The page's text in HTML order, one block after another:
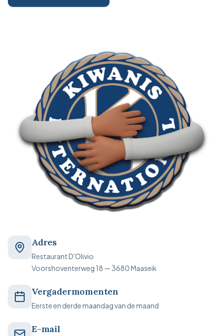
Adres
Restaurant D'Olivio
Voorshoventerweg 18 — 3680 Maaseik
Vergadermomenten
Eerste en derde maandag van de maand
E-mail